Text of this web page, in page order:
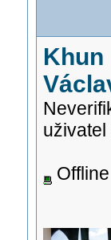
Khun
uživatel
Offline